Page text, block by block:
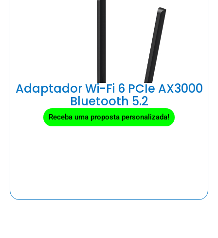
Adaptador Wi-Fi 6 PCIe AX3000
Bluetooth 5.2
Receba uma proposta personalizada!